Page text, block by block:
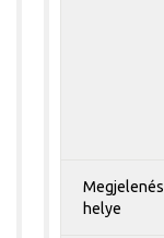
Megjelenés
helye